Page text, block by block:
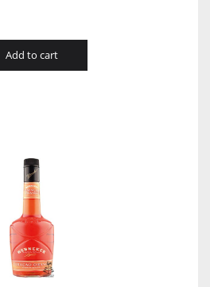
Add to cart